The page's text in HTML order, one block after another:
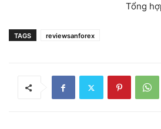
Tổng
TAGS reviewsanforex